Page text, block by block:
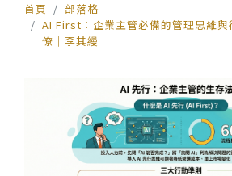
首頁
部落格
AI First：企業主管必備的管理思維與
僚｜李其縵